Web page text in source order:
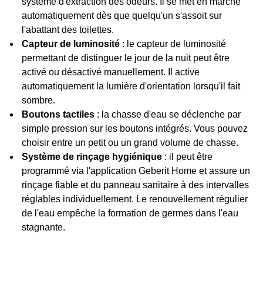
automatiquement dès que quelqu'un s'assoit sur
l'abattant des toilettes.
Capteur de luminosité : le capteur de luminosité
permettant de distinguer le jour de la nuit peut être
activé ou désactivé manuellement. Il active
automatiquement la lumière d'orientation lorsqu'il fait
sombre.
Boutons tactiles : la chasse d'eau se déclenche par
simple pression sur les boutons intégrés. Vous pouvez
choisir entre un petit ou un grand volume de chasse.
Système de rinçage hygiénique : il peut être
programmé via l'application Geberit Home et assure un
rinçage fiable et du panneau sanitaire à des intervalles
réglables individuellement. Le renouvellement régulier
de l'eau empêche la formation de germes dans l'eau
stagnante.